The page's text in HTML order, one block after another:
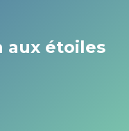
aux étoiles